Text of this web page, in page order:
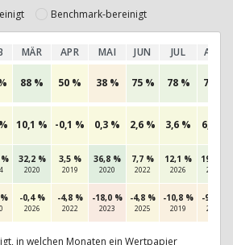
Benchmark-bereinigt
MÄR APR MAI JUN JUL AUG
88 % 50 % 38 % 75 % 78 % 75 %
10,1 % -0,1 % 0,3 % 2,6 % 3,6 % 6,0 %
32,2 %
2020
3,5 %
2019
36,8 %
2020
7,7 %
2022
12,1 %
2026
19,0 %
2018
-0,4 %
2026
-4,8 %
2022
-18,0 %
2023
-4,8 %
2025
-10,8 %
2019
-9,1 %
2024
in welchen Monaten ein Wertpapier